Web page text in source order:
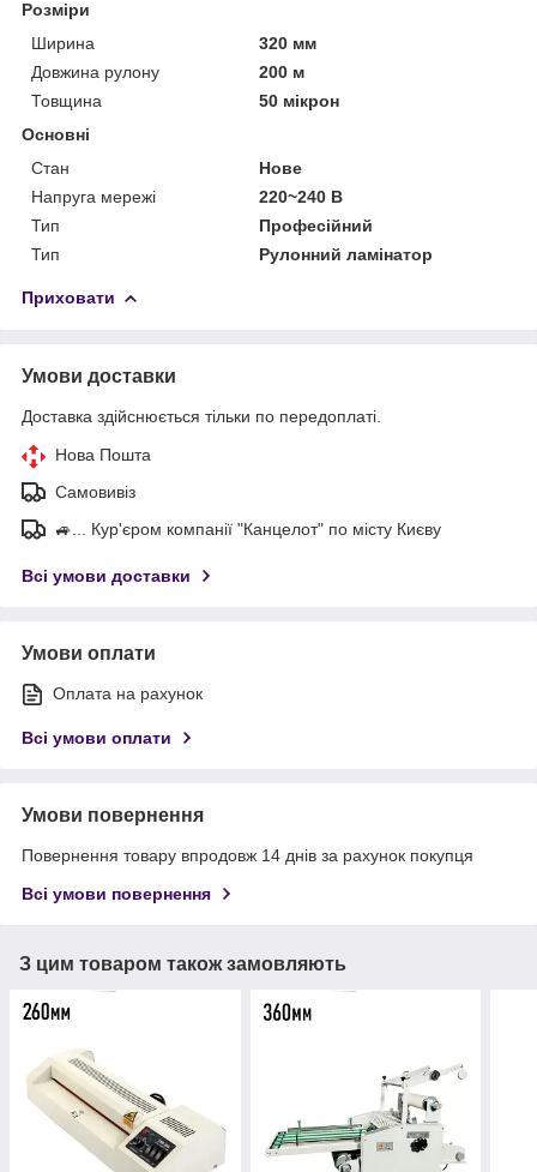
Розміри
Ширина
320 мм
Довжина рулону
200 м
Товщина
50 мікрон
Основні
Стан
Нове
Напруга мережі
220~240 В
Тип
Професійний
Тип
Рулонний ламінатор
Приховати
Умови доставки
Доставка здійснюється тільки по передоплаті.
Нова Пошта
Самовивіз
🚙... Кур'єром компанії "Канцелот" по місту Києву
Всі умови доставки
Умови оплати
Оплата на рахунок
Всі умови оплати
Умови повернення
Повернення товару впродовж 14 днів за рахунок покупця
Всі умови повернення
З цим товаром також замовляють